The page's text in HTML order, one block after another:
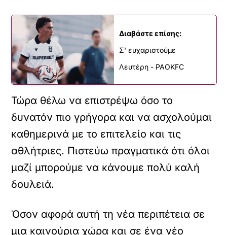
Διαβάστε επίσης:
Σ' ευχαριστούμε
Λευτέρη - PAOKFC
Τώρα θέλω να επιστρέψω όσο το
δυνατόν πιο γρήγορα και να ασχολούμαι
καθημερινά με το επιτελείο και τις
αθλήτριες. Πιστεύω πραγματικά ότι όλοι
μαζί μπορούμε να κάνουμε πολύ καλή
δουλειά.
Όσον αφορά αυτή τη νέα περιπέτεια σε
μια καινούρια χώρα και σε ένα νέο